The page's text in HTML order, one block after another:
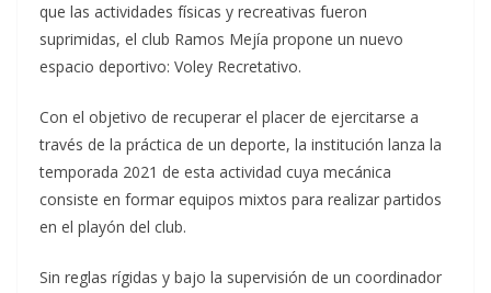
que las actividades físicas y recreativas fueron
suprimidas, el club Ramos Mejía propone un nuevo
espacio deportivo: Voley Recretativo.
Con el objetivo de recuperar el placer de ejercitarse a
través de la práctica de un deporte, la institución lanza la
temporada 2021 de esta actividad cuya mecánica
consiste en formar equipos mixtos para realizar partidos
en el playón del club.
Sin reglas rígidas y bajo la supervisión de un coordinador